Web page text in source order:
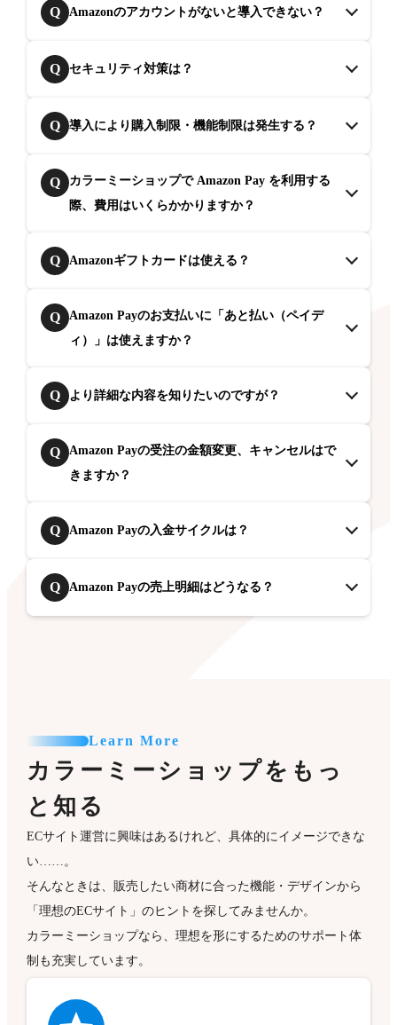
Q Amazonのアカウントがないと導入できない？
Q セキュリティ対策は？
Q 導入により購入制限・機能制限は発生する？
Q
カラーミーショップで Amazon Pay を利用する
際、費用はいくらかかりますか？
Q Amazonギフトカードは使える？
Q
Amazon Payのお支払いに「あと払い（ペイデ
ィ）」は使えますか？
Q より詳細な内容を知りたいのですが？
Q
Amazon Payの受注の金額変更、キャンセルはで
きますか？
Q Amazon Payの入金サイクルは？
Q Amazon Payの売上明細はどうなる？
Learn More
カラーミーショップをもっ
と知る
ECサイト運営に興味はあるけれど、具体的にイメージできな
い……。
そんなときは、販売したい商材に合った機能・デザインから
「理想のECサイト」のヒントを探してみませんか。
カラーミーショップなら、理想を形にするためのサポート体
制も充実しています。